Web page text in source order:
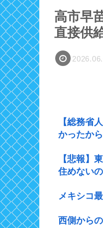
高市早
直接供
【総務省
かったから
【悲報】
住めないの
メキシコ
西側から